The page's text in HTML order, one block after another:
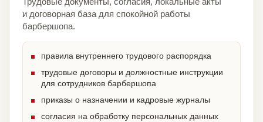
и договорная база для спокойной работы
барбершопа.
правила внутреннего трудового распорядка
трудовые договоры и должностные инструкции
для сотрудников барбершопа
приказы о назначении и кадровые журналы
согласия на обработку персональных данных